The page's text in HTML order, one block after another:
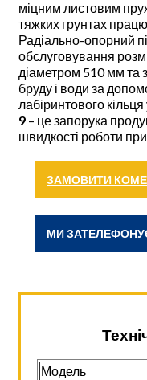
міцним листовим
тяжких грунтах
Радіально-опорний
обслуговування
діаметром 510 мм та
бруду і води за
лабіринтового
9 – це запорука
швидкості роботи
ЗАМОВИТИ
МИ
Модель